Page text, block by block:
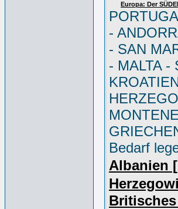
Europa: Der
-
- SAN
- MALTA -
Bedarf
Albanien